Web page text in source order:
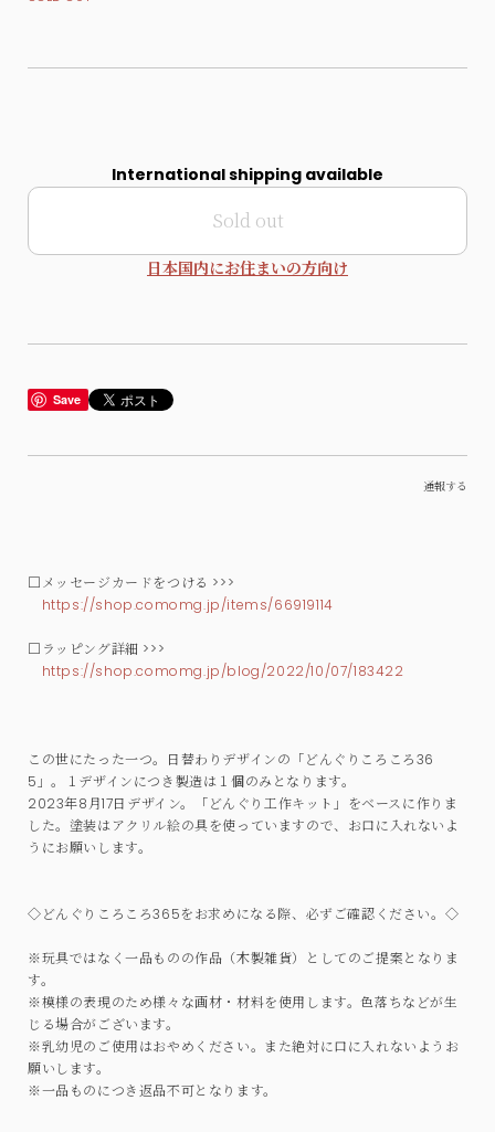
International shipping available
Sold out
日本国内にお住まいの方向け
Save
通報する
□メッセージカードをつける >>>
https://shop.comomg.jp/items/66919114
□ラッピング詳細 >>>
https://shop.comomg.jp/blog/2022/10/07/183422
この世にたった一つ。日替わりデザインの「どんぐりころころ36
5」。１デザインにつき製造は１個のみとなります。
2023年8月17日デザイン。「どんぐり工作キット」をベースに作りま
した。塗装はアクリル絵の具を使っていますので、お口に入れないよ
うにお願いします。
◇どんぐりころころ365をお求めになる際、必ずご確認ください。◇
※玩具ではなく一品ものの作品（木製雑貨）としてのご提案となりま
す。
※模様の表現のため様々な画材・材料を使用します。色落ちなどが生
じる場合がございます。
※乳幼児のご使用はおやめください。また絶対に口に入れないようお
願いします。
※一品ものにつき返品不可となります。